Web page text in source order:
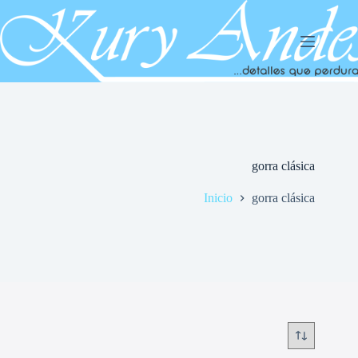
al
contenido
gorra clásica
Inicio gorra clásica